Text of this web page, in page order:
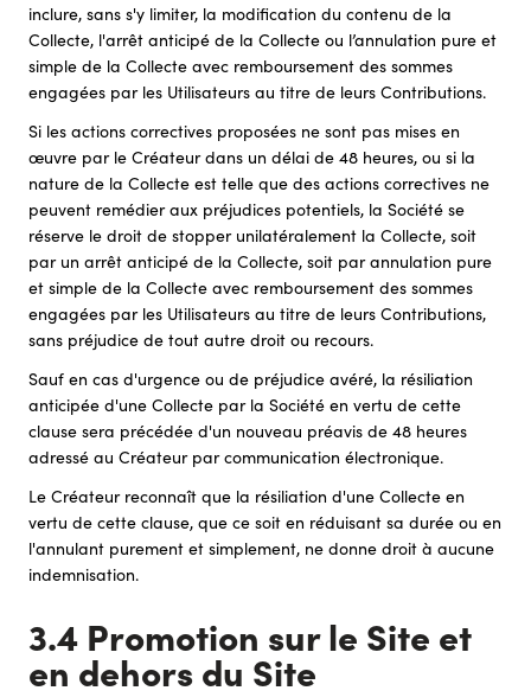
inclure, sans s'y limiter, la modification du contenu de la
Collecte, l'arrêt anticipé de la Collecte ou l’annulation pure et
simple de la Collecte avec remboursement des sommes
engagées par les Utilisateurs au titre de leurs Contributions.
Si les actions correctives proposées ne sont pas mises en
œuvre par le Créateur dans un délai de 48 heures, ou si la
nature de la Collecte est telle que des actions correctives ne
peuvent remédier aux préjudices potentiels, la Société se
réserve le droit de stopper unilatéralement la Collecte, soit
par un arrêt anticipé de la Collecte, soit par annulation pure
et simple de la Collecte avec remboursement des sommes
engagées par les Utilisateurs au titre de leurs Contributions,
sans préjudice de tout autre droit ou recours.
Sauf en cas d'urgence ou de préjudice avéré, la résiliation
anticipée d'une Collecte par la Société en vertu de cette
clause sera précédée d'un nouveau préavis de 48 heures
adressé au Créateur par communication électronique.
Le Créateur reconnaît que la résiliation d'une Collecte en
vertu de cette clause, que ce soit en réduisant sa durée ou en
l'annulant purement et simplement, ne donne droit à aucune
indemnisation.
3.4 Promotion sur le Site et
en dehors du Site